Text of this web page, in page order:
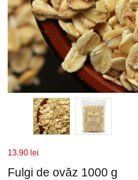
Fulgi de ovăz 1000 g
13.90 lei